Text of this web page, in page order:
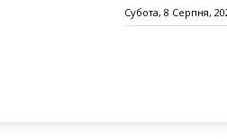
Субота, 8 Серпня,